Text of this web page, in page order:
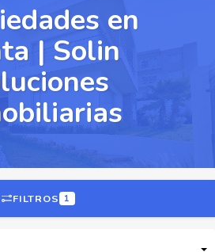
en
| Solin
FILTROS 1